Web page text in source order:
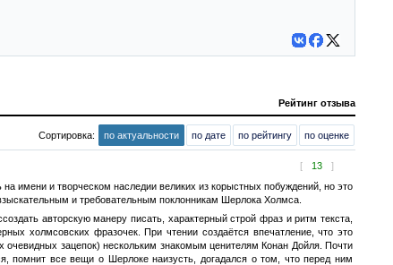
Рейтинг отзыва
Сортировка: по актуальности по дате по рейтингу по оценке
[ 13 ]
имени и творческом наследии великих из корыстных побуждений, но это
и требовательным поклонникам Шерлока Холмса.
авторскую манеру писать, характерный строй фраз и ритм текста,
холмсовских фразочек. При чтении создаётся впечатление, что это
зацепок) нескольким знакомым ценителям Конан Дойля. Почти
помнит все вещи о Шерлоке наизусть, догадался о том, что перед ним